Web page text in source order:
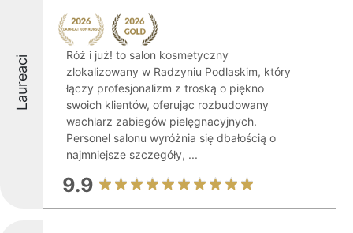
Laureaci
Róż i już! to salon kosmetyczny
zlokalizowany w Radzyniu Podlaskim, który
łączy profesjonalizm z troską o piękno
swoich klientów, oferując rozbudowany
wachlarz zabiegów pielęgnacyjnych.
Personel salonu wyróżnia się dbałością o
najmniejsze szczegóły, ...
9.9